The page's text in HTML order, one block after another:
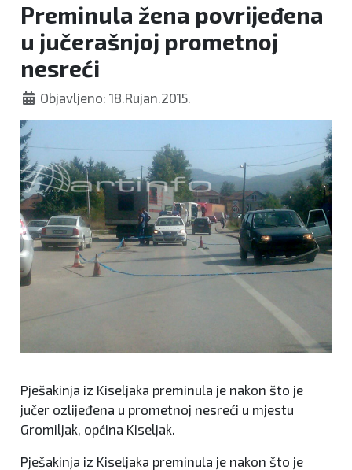
Zanimljivosti
Preminula žena povrijeđena
u jučerašnjoj prometnoj
nesreći
Objavljeno: 18.Rujan.2015.
Pješakinja iz Kiseljaka preminula je nakon što je
jučer ozlijeđena u prometnoj nesreći u mjestu
Gromiljak, općina Kiseljak.
Pješakinja iz Kiseljaka preminula je nakon što je